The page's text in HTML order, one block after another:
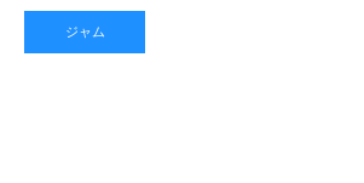
ジャム